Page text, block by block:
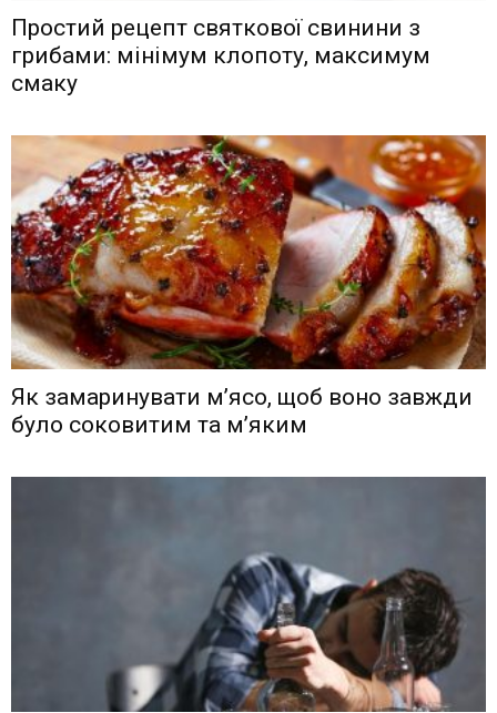
Простий рецепт святкової свинини з
грибами: мінімум клопоту, максимум
смаку
Як замаринувати м’ясо, щоб воно завжди
було соковитим та м’яким